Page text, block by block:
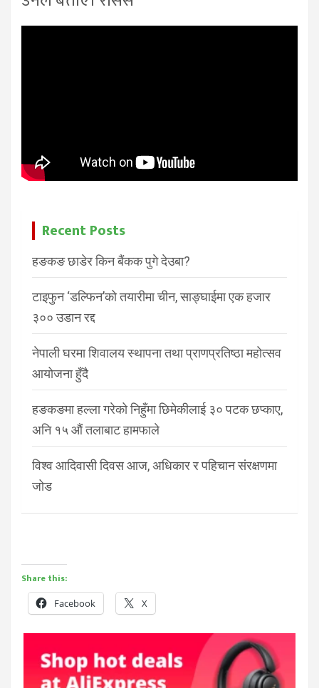
Recent Posts
हङकङ छाडेर किन बैंकक पुगे देउबा?
टाइफुन ‘डल्फिन’को तयारीमा चीन, साङ्घाईमा एक हजार
३०० उडान रद्द
नेपाली घरमा शिवालय स्थापना तथा प्राणप्रतिष्ठा महोत्सव
आयोजना हुँदै
हङकङमा हल्ला गरेको निहुँमा छिमेकीलाई ३० पटक छप्काए,
अनि १५ औं तलाबाट हामफाले
विश्व आदिवासी दिवस आज, अधिकार र पहिचान संरक्षणमा
जोड
Share this:
Facebook X